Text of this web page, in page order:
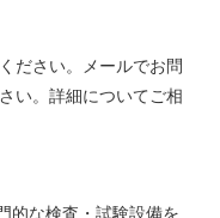
ださい。メールでお問
い。詳細についてご相
的な検査・試験設備を